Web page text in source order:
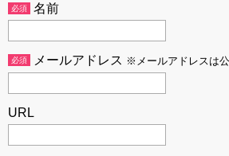
必須 名前
必須 メールアドレス ※メールアドレスは公
URL